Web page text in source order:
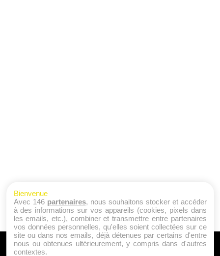
A PROPOS
Bienvenue
Avec 146 partenaires, nous souhaitons stocker et accéder
à des informations sur vos appareils (cookies, pixels dans
les emails, etc.), combiner et transmettre entre partenaires
vos données personnelles, qu'elles soient collectées sur ce
site ou dans nos emails, déjà détenues par certains d'entre
nous ou obtenues ultérieurement, y compris dans d'autres
contextes.